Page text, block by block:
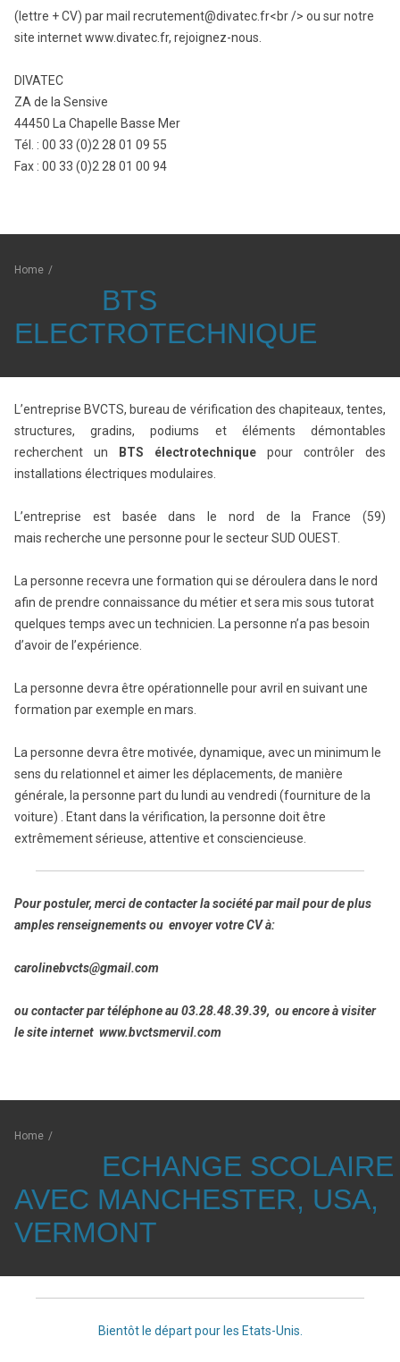
(lettre + CV) par mail recrutement@divatec.fr<br /> ou sur notre
site internet www.divatec.fr, rejoignez-nous.
DIVATEC
ZA de la Sensive
44450 La Chapelle Basse Mer
Tél. : 00 33 (0)2 28 01 09 55
Fax : 00 33 (0)2 28 01 00 94
Home /
BTS
ELECTROTECHNIQUE
L’entreprise BVCTS, bureau de vérification des chapiteaux, tentes,
structures, gradins, podiums et éléments démontables
recherchent un
BTS électrotechnique pour contrôler des
installations électriques modulaires.
L’entreprise est basée dans le nord de la France (59)
mais recherche une personne pour le secteur SUD OUEST.
La personne recevra une formation qui se déroulera dans le nord
afin de prendre connaissance du métier et sera mis sous tutorat
quelques temps avec un technicien. La personne n’a pas besoin
d’avoir de l’expérience.
La personne devra être opérationnelle pour avril en suivant une
formation par exemple en mars.
La personne devra être motivée, dynamique, avec un minimum le
sens du relationnel et aimer les déplacements, de manière
générale, la personne part du lundi au vendredi (fourniture de la
voiture) . Etant dans la vérification, la personne doit être
extrêmement sérieuse, attentive et consciencieuse.
Pour postuler, merci de contacter la société par mail pour de plus
amples renseignements ou envoyer votre CV à:
carolinebvcts@gmail.com
ou contacter par téléphone au 03.28.48.39.39, ou encore à visiter
le site internet www.bvctsmervil.com
Home /
ECHANGE SCOLAIRE
AVEC MANCHESTER, USA,
VERMONT
Bientôt le départ pour les Etats-Unis.